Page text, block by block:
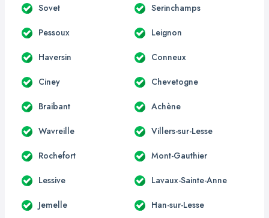
Sovet Serinchamps
Pessoux Leignon
Haversin Conneux
Ciney Chevetogne
Braibant Achène
Wavreille Villers-sur-Lesse
Rochefort Mont-Gauthier
Lessive Lavaux-Sainte-Anne
Jemelle Han-sur-Lesse